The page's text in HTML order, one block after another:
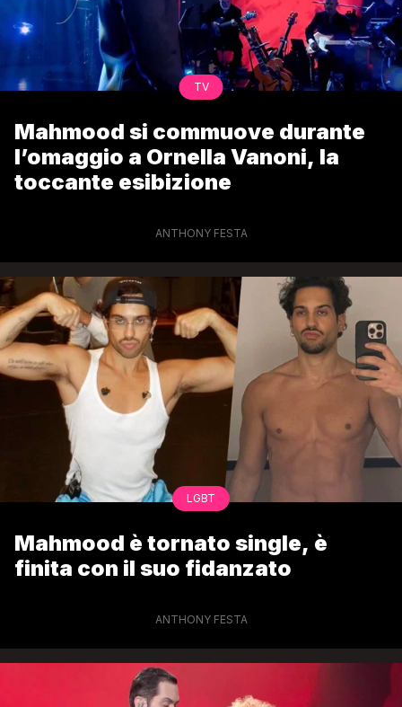
TV
Mahmood si commuove durante
l’omaggio a Ornella Vanoni, la
toccante esibizione
ANTHONY FESTA
LGBT
Mahmood è tornato single, è
finita con il suo fidanzato
ANTHONY FESTA